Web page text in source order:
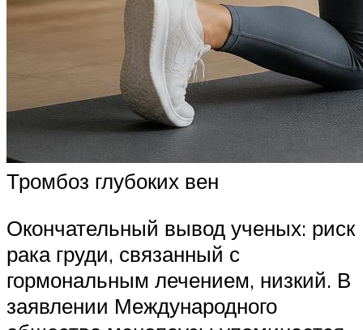
Тромбоз глубоких вен
Окончательный вывод ученых: риск
рака груди, связанный с
гормональным лечением, низкий. В
заявлении Международного